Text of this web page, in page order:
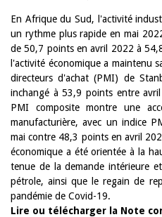
En Afrique du Sud, l'activité
un rythme plus rapide en mai
de 50,7 points en avril 2022 à
l'activité économique a maintenu
directeurs d'achat (PMI) de
inchangé à 53,9 points entre
PMI composite montre une
manufacturière, avec un indice
mai contre 48,3 points en avril
économique a été orientée à la
tenue de la demande intérieure
pétrole, ainsi que le regain de
pandémie de Covid-19.
Lire ou télécharger la Note